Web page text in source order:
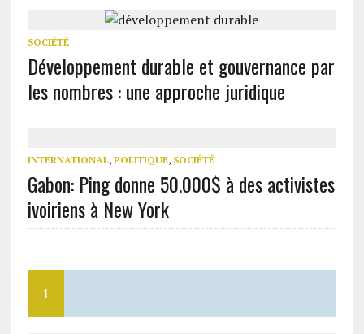
SOCIÉTÉ
Développement durable et gouvernance par
les nombres : une approche juridique
INTERNATIONAL, POLITIQUE, SOCIÉTÉ
Gabon: Ping donne 50.000$ à des activistes
ivoiriens à New York
1